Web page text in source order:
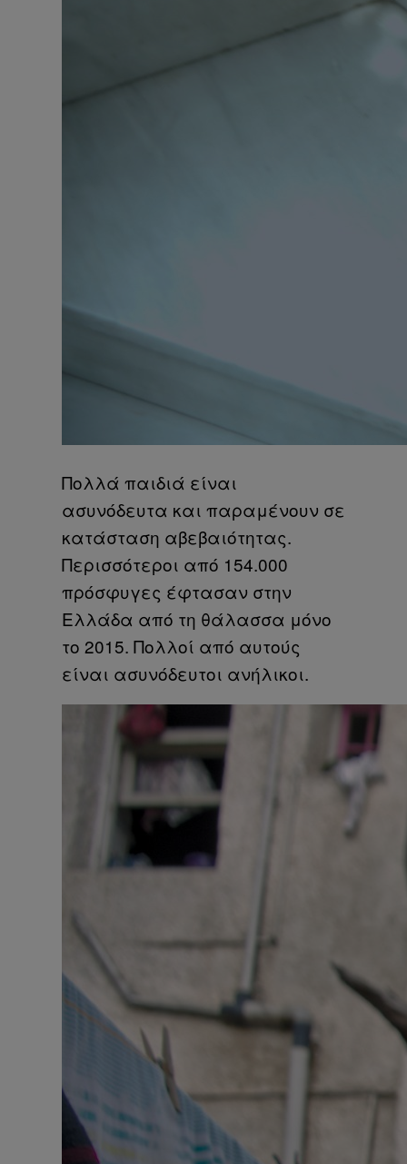
Πολλά παιδιά είναι
ασυνόδευτα και παραμένουν σε
κατάσταση αβεβαιότητας.
Περισσότεροι από 154.000
πρόσφυγες έφτασαν στην
Ελλάδα από τη θάλασσα μόνο
το 2015. Πολλοί από αυτούς
είναι ασυνόδευτοι ανήλικοι.